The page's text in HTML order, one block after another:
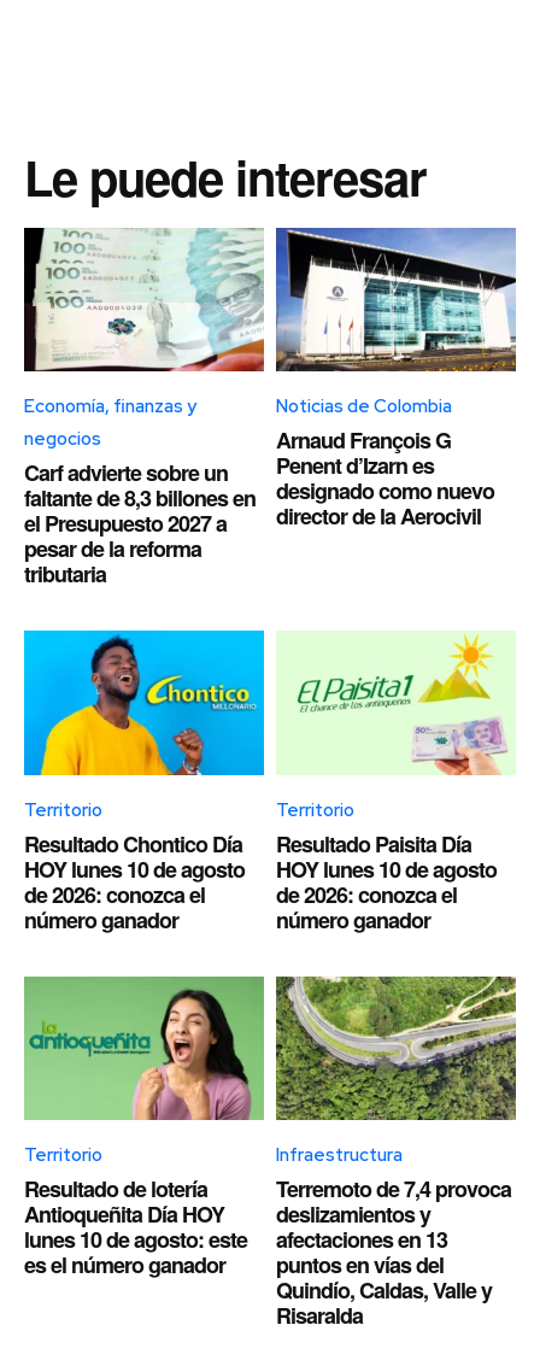
Le puede interesar
Economía, finanzas y
negocios
Carf advierte sobre un
faltante de 8,3 billones en
el Presupuesto 2027 a
pesar de la reforma
tributaria
Noticias de Colombia
Arnaud François G
Penent d’Izarn es
designado como nuevo
director de la Aerocivil
Territorio
Resultado Chontico Día
HOY lunes 10 de agosto
de 2026: conozca el
número ganador
Territorio
Resultado Paisita Día
HOY lunes 10 de agosto
de 2026: conozca el
número ganador
Territorio
Resultado de lotería
Antioqueñita Día HOY
lunes 10 de agosto: este
es el número ganador
Infraestructura
Terremoto de 7,4 provoca
deslizamientos y
afectaciones en 13
puntos en vías del
Quindío, Caldas, Valle y
Risaralda